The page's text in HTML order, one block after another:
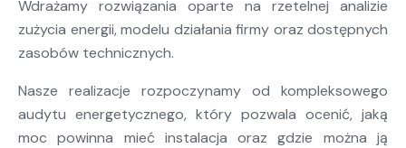
Wdrażamy rozwiązania oparte na rzetelnej analizie
zużycia energii, modelu działania firmy oraz dostępnych
zasobów technicznych.
Nasze realizacje rozpoczynamy od kompleksowego
audytu energetycznego, który pozwala ocenić, jaką
moc powinna mieć instalacja oraz gdzie można ją